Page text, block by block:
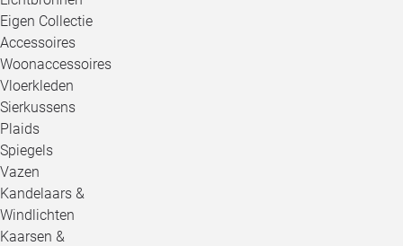
Eigen Collectie
Accessoires
Woonaccessoires
Vloerkleden
Sierkussens
Plaids
Spiegels
Vazen
Kandelaars &
Windlichten
Kaarsen &